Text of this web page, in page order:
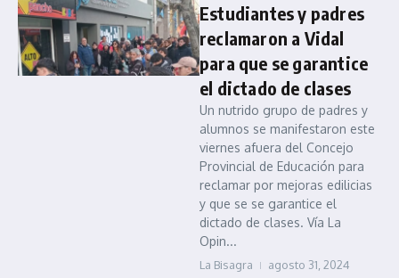
Estudiantes y padres
reclamaron a Vidal
para que se garantice
el dictado de clases
Un nutrido grupo de padres y
alumnos se manifestaron este
viernes afuera del Concejo
Provincial de Educación para
reclamar por mejoras edilicias
y que se se garantice el
dictado de clases. Vía La
Opin...
La Bisagra agosto 31, 2024